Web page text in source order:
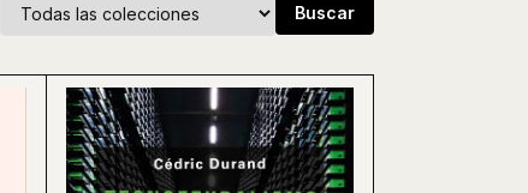
Buscar